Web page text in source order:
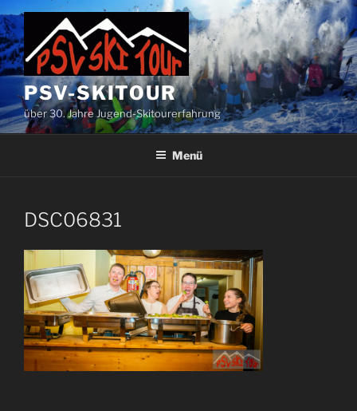
Zum
Inhalt
springen
PSV-SKITOUR
über 30. Jahre Jugend-Skitourerfahrung
Menü
DSC06831